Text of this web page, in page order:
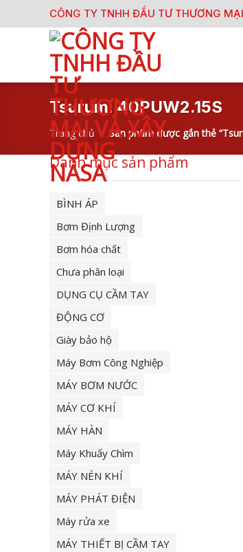
to
CÔNG TY TNHH ĐẦU TƯ THƯƠNG
Tsurumi 40PUW2.15S
Trang chủ / Sản phẩm được gắn thẻ
Danh mục sản phẩm
BÌNH ÁP
Bơm Định Lượng
Bơm hóa chất
Chưa phân loại
DỤNG CỤ CẦM TAY
ĐỘNG CƠ
Giày bảo hộ
Máy Bơm Công Nghiệp
MÁY BƠM NƯỚC
MÁY CƠ KHÍ
MÁY HÀN
Máy Khuấy Chìm
MÁY NÉN KHÍ
MÁY PHÁT ĐIỆN
Máy rửa xe
MÁY THIẾT BỊ CẦM TAY